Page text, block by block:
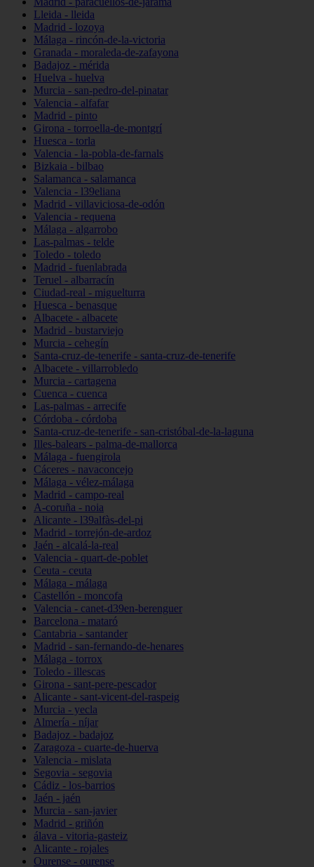
Lleida - lleida
Madrid - lozoya
Málaga - rincón-de-la-victoria
Granada - moraleda-de-zafayona
Badajoz - mérida
Huelva - huelva
Murcia - san-pedro-del-pinatar
Valencia - alfafar
Madrid - pinto
Girona - torroella-de-montgrí
Huesca - torla
Valencia - la-pobla-de-farnals
Bizkaia - bilbao
Salamanca - salamanca
Valencia - l39eliana
Madrid - villaviciosa-de-odón
Valencia - requena
Málaga - algarrobo
Las-palmas - telde
Toledo - toledo
Madrid - fuenlabrada
Teruel - albarracín
Ciudad-real - miguelturra
Huesca - benasque
Albacete - albacete
Madrid - bustarviejo
Murcia - cehegín
Santa-cruz-de-tenerife - santa-cruz-de-tenerife
Albacete - villarrobledo
Murcia - cartagena
Cuenca - cuenca
Las-palmas - arrecife
Córdoba - córdoba
Santa-cruz-de-tenerife - san-cristóbal-de-la-laguna
Illes-balears - palma-de-mallorca
Málaga - fuengirola
Cáceres - navaconcejo
Málaga - vélez-málaga
Madrid - campo-real
A-coruña - noia
Alicante - l39alfàs-del-pi
Madrid - torrejón-de-ardoz
Jaén - alcalá-la-real
Valencia - quart-de-poblet
Ceuta - ceuta
Málaga - málaga
Castellón - moncofa
Valencia - canet-d39en-berenguer
Barcelona - mataró
Cantabria - santander
Madrid - san-fernando-de-henares
Málaga - torrox
Toledo - illescas
Girona - sant-pere-pescador
Alicante - sant-vicent-del-raspeig
Murcia - yecla
Almería - níjar
Badajoz - badajoz
Zaragoza - cuarte-de-huerva
Valencia - mislata
Segovia - segovia
Cádiz - los-barrios
Jaén - jaén
Murcia - san-javier
Madrid - griñón
álava - vitoria-gasteiz
Alicante - rojales
Ourense - ourense